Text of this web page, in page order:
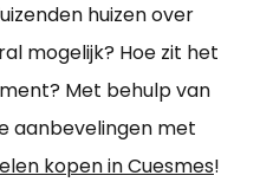
huizen over
mogelijk? Hoe zit het
Met behulp van
aanbevelingen met
kopen in Cuesmes!